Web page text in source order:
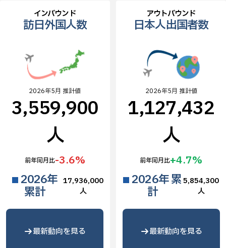
インバウンド
訪日外国人数
2026年5月 推計値
3,559,900
人
前年同月比-3.6%
2026年
累計
17,936,000
人
最新動向を見る
アウトバウンド
日本人出国者数
2026年5月 推計値
1,127,432
人
前年同月比+4.7%
2026年 累
計
5,854,300
人
最新動向を見る